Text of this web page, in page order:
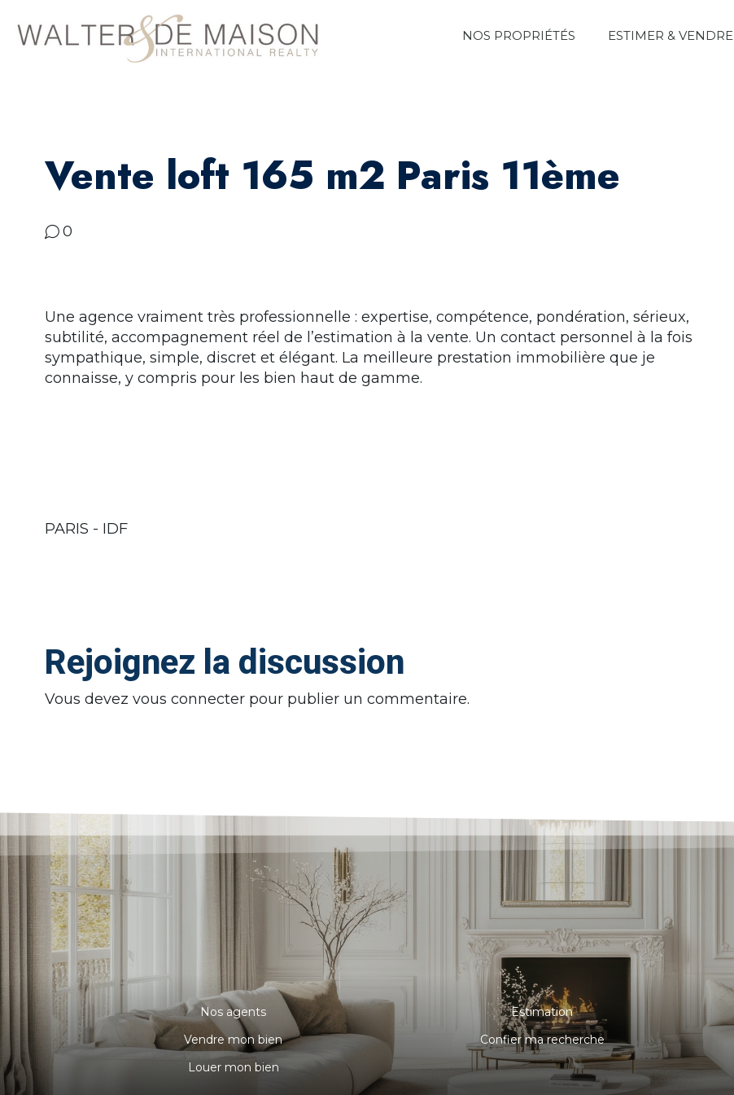
NOS PROPRIÉTÉS ESTIMER & VENDRE
Vente loft 165 m2 Paris 11ème
0
Une agence vraiment très professionnelle : expertise, compétence, pondération, sérieux,
subtilité, accompagnement réel de l’estimation à la vente. Un contact personnel à la fois
sympathique, simple, discret et élégant. La meilleure prestation immobilière que je
connaisse, y compris pour les bien haut de gamme.
PARIS - IDF
Rejoignez la discussion
Vous devez vous connecter pour publier un commentaire.
Nos agents
Vendre mon bien
Louer mon bien
Estimation
Confier ma recherche